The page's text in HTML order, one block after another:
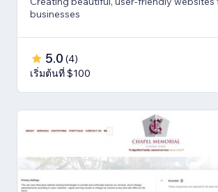
businesses
5.0 (4)
เริ่มต้นที่ $100